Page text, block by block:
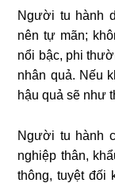
Người tu hành
nên tự mãn;
nổi bậc, phi
nhân quả. Nếu
hậu quả sẽ như
Người tu hành
nghiệp thân,
thông, tuyệt đối